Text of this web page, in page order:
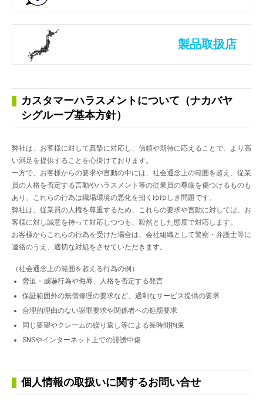
製品取扱店
カスタマーハラスメントについて（ナカバヤ
シグループ基本方針）
弊社は、お客様に対して真摯に対応し、信頼や期待に応えることで、より高
い満足を提供することを心掛けております。
一方で、お客様からの要求や言動の中には、社会通念上の範囲を超え、従業
員の人格を否定する言動やハラスメント等の従業員の尊厳を傷つけるものも
あり、
これらの行為は職場環境の悪化を招くゆゆしき問題です。
弊社は、従業員の人権を尊重するため、これらの要求や言動に対しては、お
客様に対し誠意を持って対応しつつも、毅然とした態度で対応します。
お客様からこれらの行為を受けた場合は、会社組織として警察・弁護士等に
連絡のうえ、適切な対処をさせていただきます。
（社会通念上の範囲を超える行為の例）
脅迫・威嚇行為や侮辱、人格を否定する発言
保証範囲外の無償修理の要求など、過剰なサービス提供の要求
合理的理由のない謝罪要求や関係者への処罰要求
同じ要望やクレームの繰り返し等による長時間拘束
SNSやインターネット上での誹謗中傷
個人情報の取扱いに関するお問い合せ